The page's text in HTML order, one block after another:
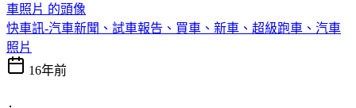
快車訊-汽車新聞、試車報告、買車、新車、超級跑車、汽車
照片
16年前